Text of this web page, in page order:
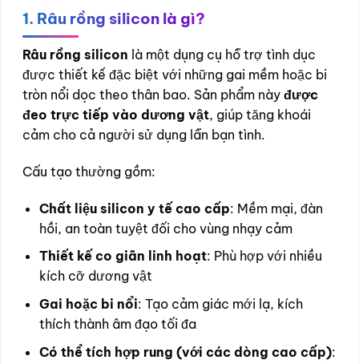
1. Râu rồng silicon là gì?
Râu rồng silicon là một dụng cụ hỗ trợ tình dục
được thiết kế đặc biệt với những gai mềm hoặc bi
tròn nổi dọc theo thân bao. Sản phẩm này được
đeo trực tiếp vào dương vật, giúp tăng khoái
cảm cho cả người sử dụng lẫn bạn tình.
Cấu tạo thường gồm:
Chất liệu silicon y tế cao cấp: Mềm mại, đàn
hồi, an toàn tuyệt đối cho vùng nhạy cảm
Thiết kế co giãn linh hoạt: Phù hợp với nhiều
kích cỡ dương vật
Gai hoặc bi nổi: Tạo cảm giác mới lạ, kích
thích thành âm đạo tối đa
Có thể tích hợp rung (với các dòng cao cấp):